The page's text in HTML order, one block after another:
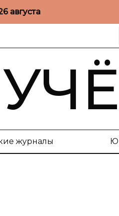
августа
журналы